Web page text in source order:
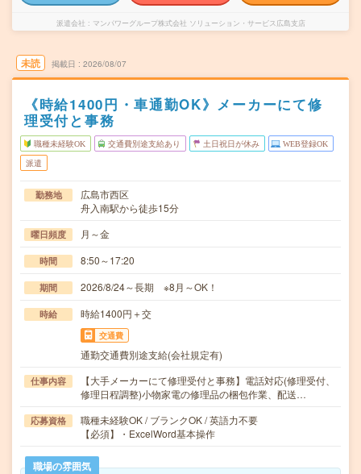
派遣会社 マンパワーグループ株式会社 ソリューション・サービス広島支店
未読 掲載日 2026/08/07
《時給1400円・車通勤OK》メーカーにて修
理受付と事務
職種未経験OK 交通費別途支給あり 土日祝日が休み WEB登録OK
派遣
勤務地
広島市西区
舟入南駅から徒歩15分
曜日頻度 月～金
時間 8:50～17:20
期間 2026/8/24～長期 ※8月～OK！
時給 時給1400円＋交
交通費
通勤交通費別途支給(会社規定有)
仕事内容
【大手メーカーにて修理受付と事務】電話対応(修理受付、
修理日程調整)小物家電の修理品の梱包作業、配送…
応募資格
職種未経験OK / ブランクOK / 英語力不要
【必須】・ExcelWord基本操作
職場の雰囲気